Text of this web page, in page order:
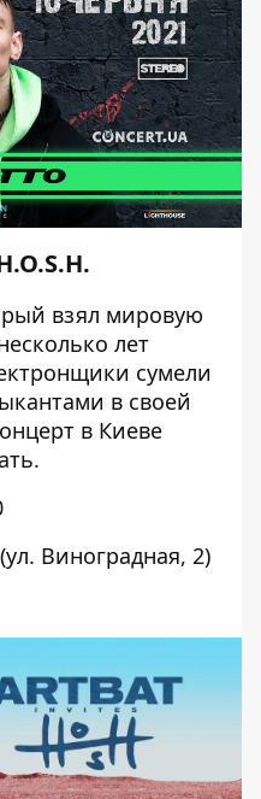
взял мировую
лет
сумели
в своей
в Киеве
Виноградная, 2)